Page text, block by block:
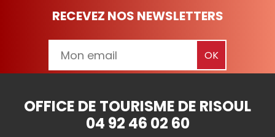
RECEVEZ NOS NEWSLETTERS
OFFICE DE TOURISME DE RISOUL
04 92 46 02 60